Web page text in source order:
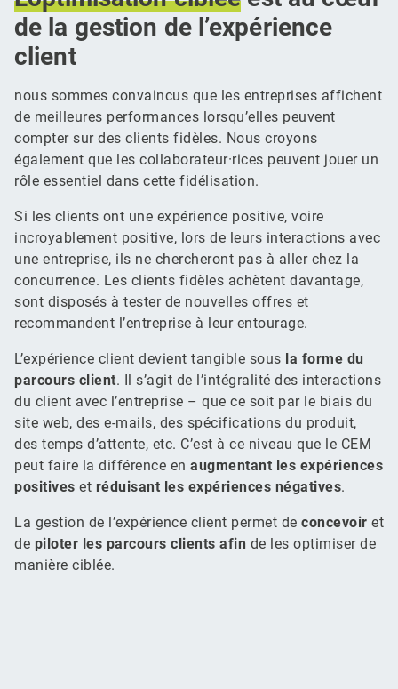
de la gestion de l’expérience
client
nous sommes convaincus que les entreprises affichent
de meilleures performances lorsqu’elles peuvent
compter sur des clients fidèles. Nous croyons
également que les collaborateur·rices peuvent jouer un
rôle essentiel dans cette fidélisation.
Si les clients ont une expérience positive, voire
incroyablement positive, lors de leurs interactions avec
une entreprise, ils ne chercheront pas à aller chez la
concurrence. Les clients fidèles achètent davantage,
sont disposés à tester de nouvelles offres et
recommandent l’entreprise à leur entourage.
L’expérience client devient tangible sous la forme du
parcours client. Il s’agit de l’intégralité des interactions
du client avec l’entreprise – que ce soit par le biais du
site web, des e-mails, des spécifications du produit,
des temps d’attente, etc. C’est à ce niveau que le CEM
peut faire la différence en augmentant les expériences
positives et réduisant les expériences négatives.
La gestion de l’expérience client permet de concevoir et
de piloter les parcours clients afin de les optimiser de
manière ciblée.